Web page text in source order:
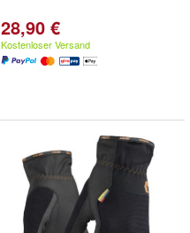
28,90 €
Kostenloser Versand